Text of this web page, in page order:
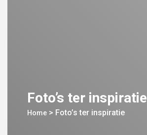
Foto’s ter inspiratie
Home > Foto’s ter inspiratie